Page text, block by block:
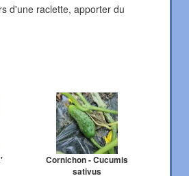
d'une raclette, apporter du
Cornichon - Cucumis
sativus